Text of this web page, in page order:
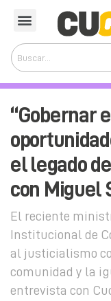
“Gobernar
el legado
con Miguel
El reciente
Institucional de
al justicialismo
comunidad y la
entrevista con